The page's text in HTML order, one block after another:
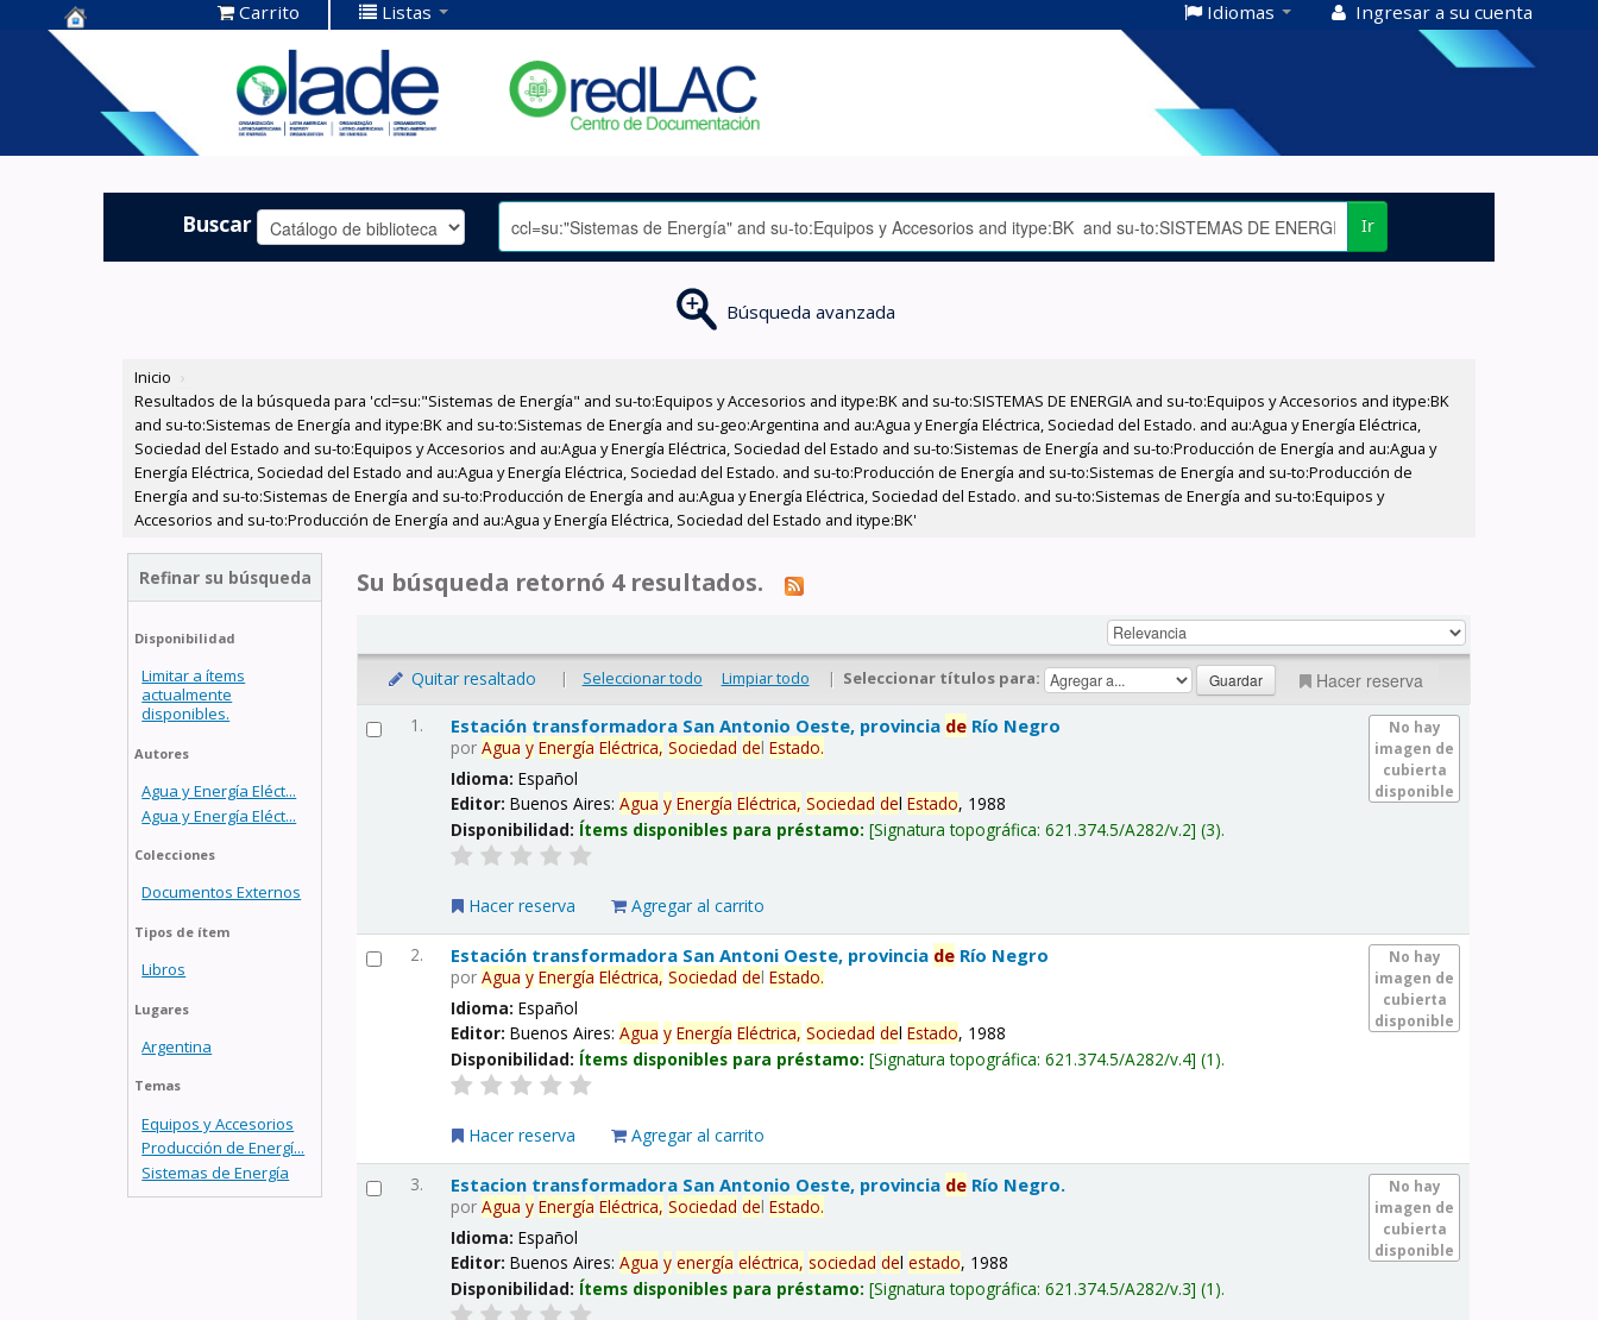
Centro de
Documentación
OLADE -
Carrito Listas Idiomas Ingresar a su cuenta
Buscar Ir
Búsqueda avanzada
Inicio ›
Resultados de la búsqueda para 'ccl=su:"Sistemas de Energía" and su-to:Equipos y Accesorios and itype:BK and su-to:SISTEMAS DE ENERGIA and su-to:Equipos y Accesorios and itype:BK
and su-to:Sistemas de Energía and itype:BK and su-to:Sistemas de Energía and su-geo:Argentina and au:Agua y Energía Eléctrica, Sociedad del Estado. and au:Agua y Energía Eléctrica,
Sociedad del Estado and su-to:Equipos y Accesorios and au:Agua y Energía Eléctrica, Sociedad del Estado and su-to:Sistemas de Energía and su-to:Producción de Energía and au:Agua y
Energía Eléctrica, Sociedad del Estado and au:Agua y Energía Eléctrica, Sociedad del Estado. and su-to:Producción de Energía and su-to:Sistemas de Energía and su-to:Producción de
Energía and su-to:Sistemas de Energía and su-to:Producción de Energía and au:Agua y Energía Eléctrica, Sociedad del Estado. and su-to:Sistemas de Energía and su-to:Equipos y
Accesorios and su-to:Producción de Energía and au:Agua y Energía Eléctrica, Sociedad del Estado and itype:BK'
Refinar su búsqueda
Disponibilidad
Limitar a ítems
actualmente
disponibles.
Autores
Agua y Energía Eléct...
Agua y Energía Eléct...
Colecciones
Documentos Externos
Tipos de ítem
Libros
Lugares
Argentina
Temas
Equipos y Accesorios
Producción de Energí...
Sistemas de Energía
Su búsqueda retornó 4 resultados.
Quitar resaltado | Seleccionar todo Limpiar todo | Seleccionar títulos para: Hacer reserva
1.
No hay
imagen de
cubierta
disponible
Estación transformadora San Antonio Oeste, provincia de Río Negro
porAgua y Energía Eléctrica, Sociedad delEstado.
Idioma:Español
Editor:Buenos Aires:Agua y Energía Eléctrica, Sociedad delEstado, 1988
Disponibilidad: Ítems disponibles para préstamo: Signatura topográfica:621.374.5/A282/v.2 (3).
Hacer reserva Agregar al carrito
2.
No hay
imagen de
cubierta
disponible
Estación transformadora San Antoni Oeste, provincia de Río Negro
porAgua y Energía Eléctrica, Sociedad delEstado.
Idioma:Español
Editor:Buenos Aires:Agua y Energía Eléctrica, Sociedad delEstado, 1988
Disponibilidad: Ítems disponibles para préstamo: Signatura topográfica:621.374.5/A282/v.4 (1).
Hacer reserva Agregar al carrito
3.
No hay
imagen de
cubierta
disponible
Estacion transformadora San Antonio Oeste, provincia de Río Negro.
porAgua y Energía Eléctrica, Sociedad delEstado.
Idioma:Español
Editor:Buenos Aires:Agua y energía eléctrica, sociedad delestado, 1988
Disponibilidad: Ítems disponibles para préstamo: Signatura topográfica:621.374.5/A282/v.3 (1).